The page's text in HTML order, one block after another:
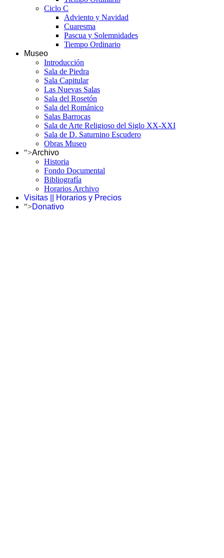
Ciclo C
Adviento y Navidad
Cuaresma
Pascua y Solemnidades
Tiempo Ordinario
Museo
Introducción
Sala de Piedra
Sala Capitular
Las Nuevas Salas
Sala del Rosetón
Sala del Románico
Salas Barrocas
Sala de Arte Religioso del Siglo XX-XXI
Sala de D. Saturnino Escudero
Obras Museo
">Archivo
Historia
Fondo Documental
Bibliografía
Horarios Archivo
Visitas || Horarios y Precios
">Donativo